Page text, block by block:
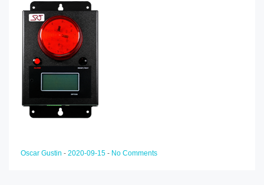
Oscar Gustin - 2020-09-15 - No Comments